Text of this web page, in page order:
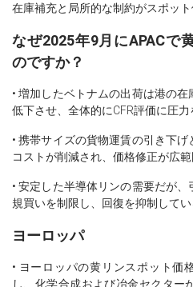
在庫補充と局所的な制約がスポッ
なぜ2025年9月にAPACで
のですか？
• 増加したベトナムの出荷は港の
低下させ、全体的にCFR評価に圧力
• 携帯サイズの貨物運賃の引き下
コストが削減され、価格修正が広範
• 安定した半導体リンの需要だが
規買いを制限し、回復を抑制してい
ヨーロッパ
• ヨーロッパの黄リンスポット価
し、化学合成および冶金セクター